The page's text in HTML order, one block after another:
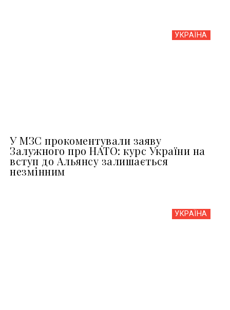
УКРАЇНА
У МЗС прокоментували заяву
Залужного про НАТО: курс України на
вступ до Альянсу залишається
незмінним
УКРАЇНА